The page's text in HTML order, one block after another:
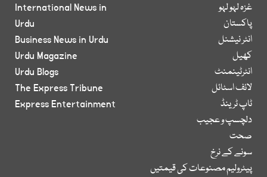
غزہ لہو لہو
پاکستان
انٹر نیشنل
کھیل
انٹرٹینمنٹ
لائف اسٹائل
ٹاپ ٹرینڈ
دلچسپ و عجیب
صحت
سونے کے نرخ
پیٹرولیم مصنوعات کی قیمتیں
International News in
Urdu
Business News in Urdu
Urdu Magazine
Urdu Blogs
The Express Tribune
Express Entertainment